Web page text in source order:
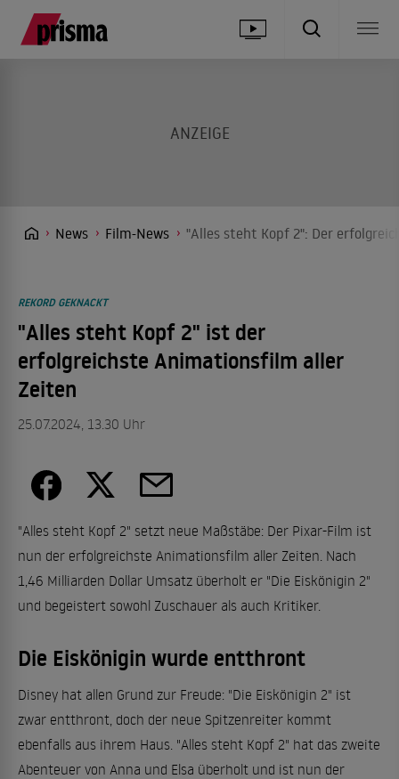
News Film-News "Alles steht Kopf 2": Der
REKORD GEKNACKT
"Alles steht Kopf 2" ist der
erfolgreichste Animationsfilm aller
Zeiten
25.07.2024, 13.30 Uhr
"Alles steht Kopf 2" setzt neue Maßstäbe: Der Pixar-Film ist
nun der erfolgreichste Animationsfilm aller Zeiten. Nach
1,46 Milliarden Dollar Umsatz überholt er "Die Eiskönigin 2"
und begeistert sowohl Zuschauer als auch Kritiker.
Die Eiskönigin wurde entthront
Disney hat allen Grund zur Freude: "Die Eiskönigin 2" ist
zwar entthront, doch der neue Spitzenreiter kommt
ebenfalls aus ihrem Haus. "Alles steht Kopf 2" hat das zweite
Abenteuer von Anna und Elsa überholt und ist nun der